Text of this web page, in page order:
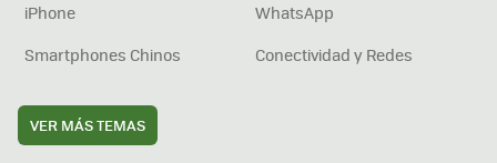
iPhone
WhatsApp
Smartphones Chinos
Conectividad y Redes
VER MÁS TEMAS